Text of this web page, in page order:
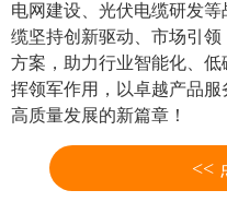
电网建设、光伏电缆研发
缆坚持创新驱动、市场引
方案，助力行业智能化、
挥领军作用，以卓越产品
高质量发展的新篇章！
<<